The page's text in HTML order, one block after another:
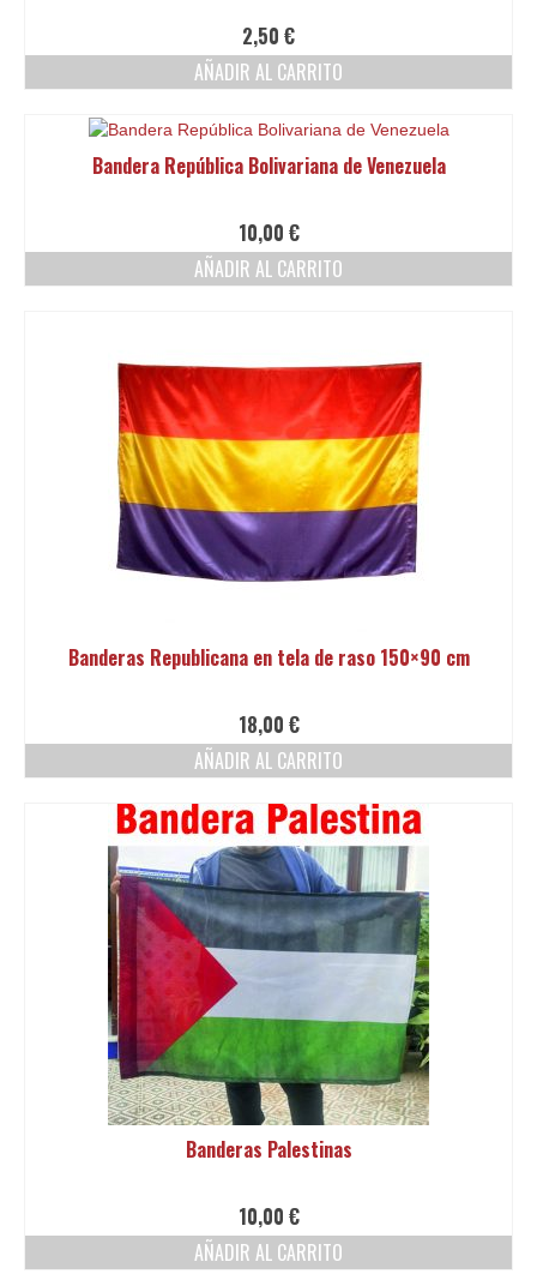
2,50 €
AÑADIR AL CARRITO
Bandera República Bolivariana de Venezuela
10,00 €
AÑADIR AL CARRITO
Banderas Republicana en tela de raso 150×90 cm
18,00 €
AÑADIR AL CARRITO
Banderas Palestinas
10,00 €
AÑADIR AL CARRITO